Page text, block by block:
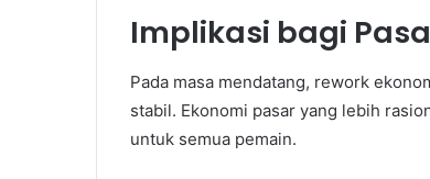
Implikasi bagi
Pada masa mendatang, rework
stabil. Ekonomi pasar yang lebih
untuk semua pemain.